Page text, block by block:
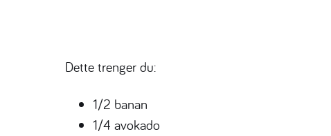
Dette trenger du:
1/2 banan
1/4 avokado